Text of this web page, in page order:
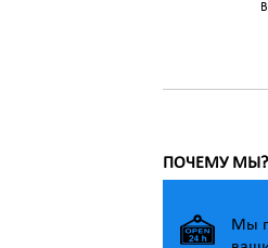
ПОЧЕМУ МЫ?
Мы